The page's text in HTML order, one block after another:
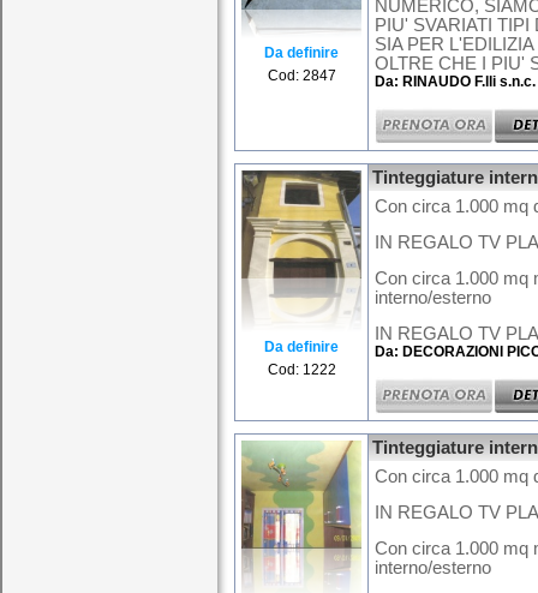
Da definire
Cod: 2847
NUMERICO,
PIU' SVARIATI
SIA PER
OLTRE CHE I PIU'
Da: RINAUDO F.lli
Da definire
Cod: 1222
Tinteggiature
Con circa 1.000 mq
IN REGALO TV
Con circa 1.000 mq
interno/esterno
IN REGALO TV
Da: DECORAZIONI
Tinteggiature
Con circa 1.000 mq
IN REGALO TV
Con circa 1.000 mq
interno/esterno